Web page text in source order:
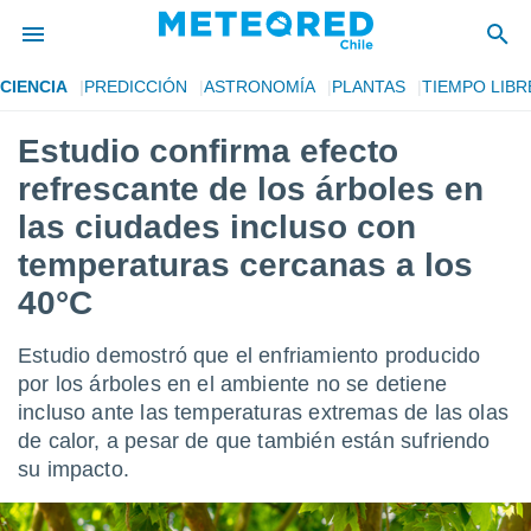
de
por
para
la
que se
calidad.
a este
y
forma
digital
CIENCIA PREDICCIÓN ASTRONOMÍA PLANTAS TIEMPO
Estudio confirma efecto
refrescante de los árboles en
las ciudades incluso con
temperaturas cercanas a los
40°C
Estudio demostró que el enfriamiento producido
por los árboles en el ambiente no se detiene
incluso ante las temperaturas extremas de las olas
de calor, a pesar de que también están sufriendo
su impacto.